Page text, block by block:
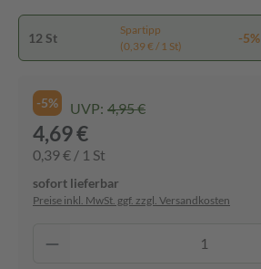
12 St
Spartipp
(0,39 € / 1 St)
-5%
-5% UVP: 4,95 €
4,69 €
0,39 € / 1 St
sofort lieferbar
Preise inkl. MwSt. ggf. zzgl. Versandkosten